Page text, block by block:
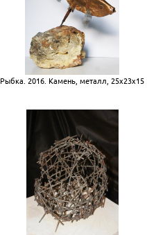
Рыбка. 2016. Камень, металл, 25х23х15